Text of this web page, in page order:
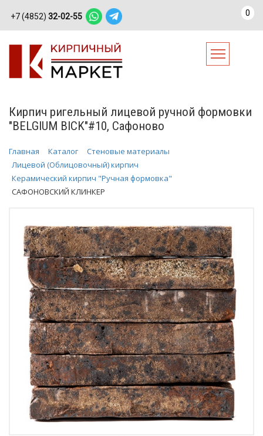
+7 (4852) 32-02-55 0
Кирпич ригельный лицевой ручной формовки
"BELGIUM BICK"#10, Сафоново
Главная Каталог
Стеновые материалы
Лицевой (Облицовочный) кирпич
Керамический кирпич "Ручная формовка"
САФОНОВСКИЙ КЛИНКЕР